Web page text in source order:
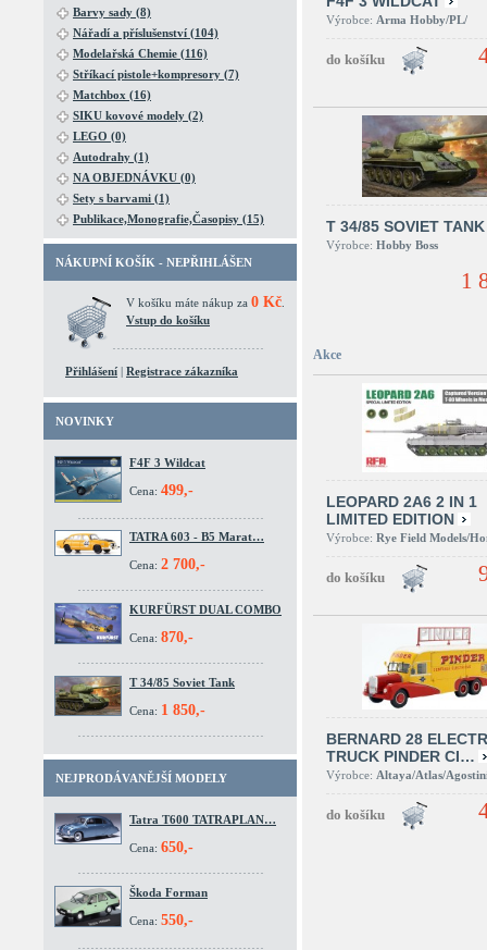
Barvy sady (8)
Nářadí a příslušenství (104)
Modelařská Chemie (116)
Stříkací pistole+kompresory (7)
Matchbox (16)
SIKU kovové modely (2)
LEGO (0)
Autodrahy (1)
NA OBJEDNÁVKU (0)
Sety s barvami (1)
Publikace,Monografie,Časopisy (15)
NÁKUPNÍ KOŠÍK - NEPŘIHLÁŠEN
V košíku máte nákup za 0 Kč
Vstup do košíku
Přihlášení | Registrace zákazníka
NOVINKY
F4F 3 Wildcat
Cena: 499,-
TATRA 603 - B5 Marat…
Cena: 2 700,-
KURFÜRST DUAL COMBO
Cena: 870,-
T 34/85 Soviet Tank
Cena: 1 850,-
NEJPRODÁVANĚJŠÍ MODELY
Tatra T600 TATRAPLAN…
Cena: 650,-
Škoda Forman
Cena: 550,-
Výrobce: Arma Hobby/PL/
T 34/85 SOVIET TANK
Výrobce: Hobby Boss
1
Akce
LEOPARD 2A6 2 IN 1
LIMITED EDITION
Výrobce: Rye Field Models/
BERNARD 28
TRUCK PINDER CI…
Výrobce: Altaya/Atlas/